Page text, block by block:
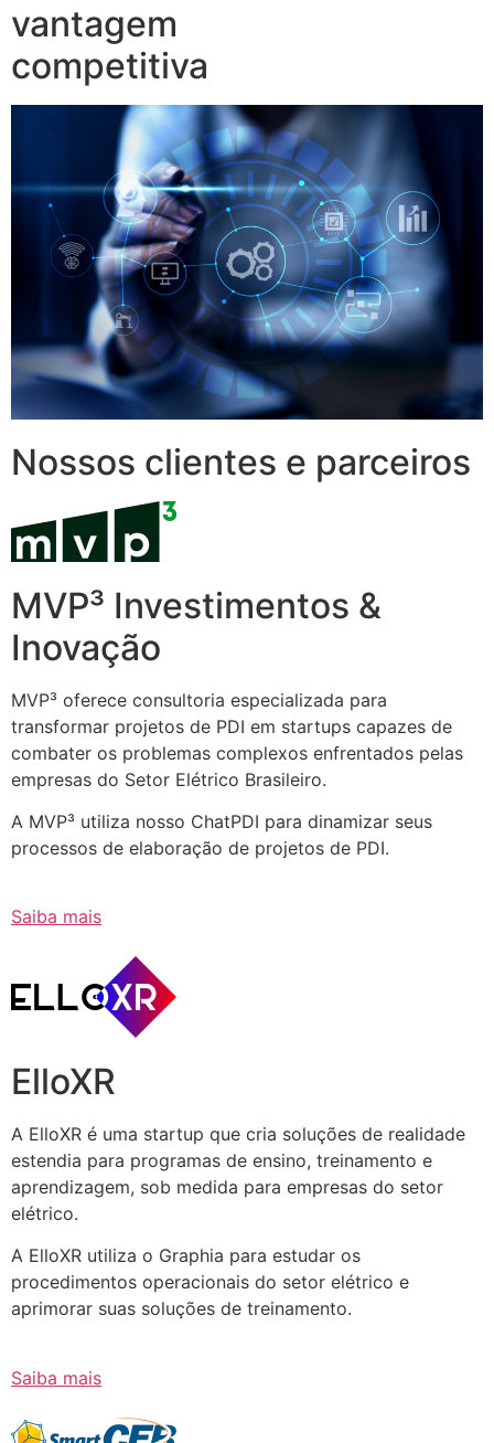
vantagem
competitiva
Nossos clientes e parceiros
MVP³ Investimentos &
Inovação
MVP³ oferece consultoria especializada para
transformar projetos de PDI em startups capazes de
combater os problemas complexos enfrentados pelas
empresas do Setor Elétrico Brasileiro.
A MVP³ utiliza nosso ChatPDI para dinamizar seus
processos de elaboração de projetos de PDI.
Saiba mais
ElloXR
A ElloXR é uma startup que cria soluções de realidade
estendia para programas de ensino, treinamento e
aprendizagem, sob medida para empresas do setor
elétrico.
A ElloXR utiliza o Graphia para estudar os
procedimentos operacionais do setor elétrico e
aprimorar suas soluções de treinamento.
Saiba mais